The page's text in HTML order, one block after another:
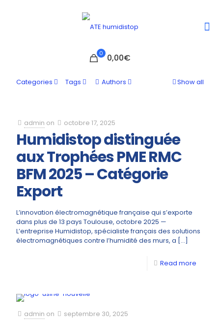
0 0,00€
Categories Tags Authors Show all
admin on octobre 17, 2025
Humidistop distinguée
aux Trophées PME RMC
BFM 2025 – Catégorie
Export
L’innovation électromagnétique française qui s’exporte
dans plus de 13 pays Toulouse, octobre 2025 —
L’entreprise Humidistop, spécialiste français des solutions
électromagnétiques contre l’humidité des murs, a […]
Read more
admin on septembre 30, 2025